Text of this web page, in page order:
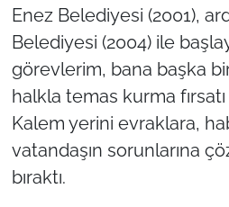
Enez Belediyesi (2001),
Belediyesi (2004) ile
görevlerim, bana başka
halkla temas kurma
Kalem yerini evraklara,
vatandaşın sorunlarına
bıraktı.